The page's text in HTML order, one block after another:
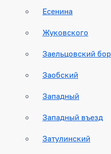
Есенина
Жуковского
Заельцовский бор
Заобский
Западный
Западный въезд
Затулинский